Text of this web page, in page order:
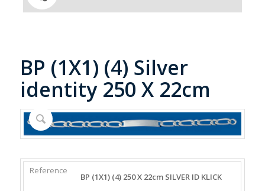
BP (1X1) (4) Silver
identity 250 X 22cm
REFERENCE
WEIGHT
GR.
DIAMETER/WIDTH
BP (1X1) (4) 250 X 22cm SILVER ID KLICK